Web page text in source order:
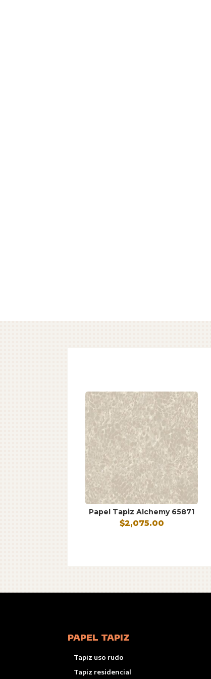
Papel Tapiz Alchemy 65871
$2,075.00
PAPEL TAPIZ
Tapiz uso rudo
Tapiz residencial